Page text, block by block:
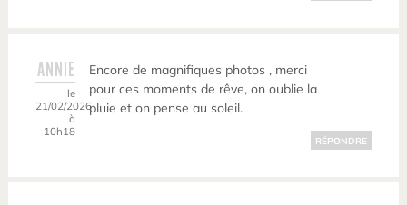
ANNIE
le
21/02/2026
à
10h18
Encore de magnifiques photos , merci
pour ces moments de rêve, on oublie la
pluie et on pense au soleil.
RÉPONDRE